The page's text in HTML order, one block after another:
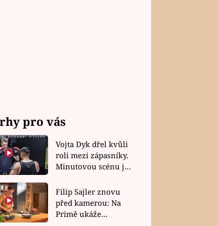
pro vás
Vojta Dyk dřel kvůli
roli mezi zápasníky.
Minutovou scénu jel
Filip Sajler znovu
před kamerou: Na
Primě ukáže